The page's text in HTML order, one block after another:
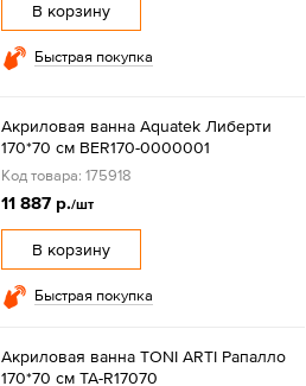
В корзину
Быстрая покупка
Акриловая ванна Aquatek Либерти
170*70 см BER170-0000001
Код товара: 175918
11 887 р./шт
В корзину
Быстрая покупка
Акриловая ванна TONI ARTI Рапалло
170*70 см TA-R17070